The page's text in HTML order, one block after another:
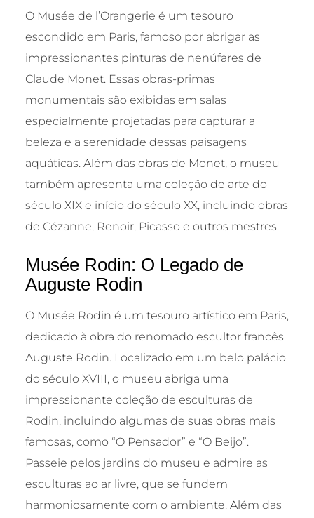
O Musée de l’Orangerie é um tesouro
escondido em Paris, famoso por abrigar as
impressionantes pinturas de nenúfares de
Claude Monet. Essas obras-primas
monumentais são exibidas em salas
especialmente projetadas para capturar a
beleza e a serenidade dessas paisagens
aquáticas. Além das obras de Monet, o museu
também apresenta uma coleção de arte do
século XIX e início do século XX, incluindo obras
de Cézanne, Renoir, Picasso e outros mestres.
Musée Rodin: O Legado de
Auguste Rodin
O Musée Rodin é um tesouro artístico em Paris,
dedicado à obra do renomado escultor francês
Auguste Rodin. Localizado em um belo palácio
do século XVIII, o museu abriga uma
impressionante coleção de esculturas de
Rodin, incluindo algumas de suas obras mais
famosas, como “O Pensador” e “O Beijo”.
Passeie pelos jardins do museu e admire as
esculturas ao ar livre, que se fundem
harmoniosamente com o ambiente. Além das